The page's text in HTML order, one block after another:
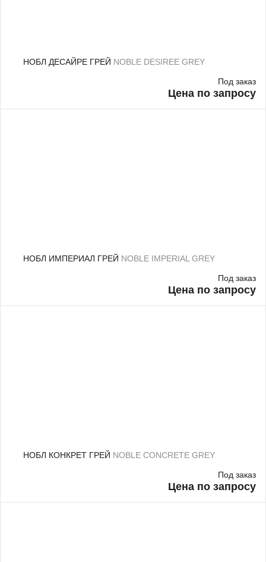
НОБЛ ДЕСАЙРЕ ГРЕЙ NOBLE DESIREE GREY
Под заказ
Цена по запросу
НОБЛ ИМПЕРИАЛ ГРЕЙ NOBLE IMPERIAL GREY
Под заказ
Цена по запросу
НОБЛ КОНКРЕТ ГРЕЙ NOBLE CONCRETE GREY
Под заказ
Цена по запросу